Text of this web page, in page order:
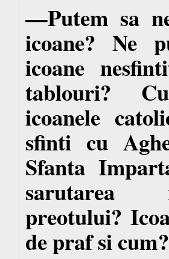
—Putem sa
icoane? Ne
icoane
tablouri?
icoanele
sfinti cu
Sfanta
sarutarea
preotului?
de praf si cum?